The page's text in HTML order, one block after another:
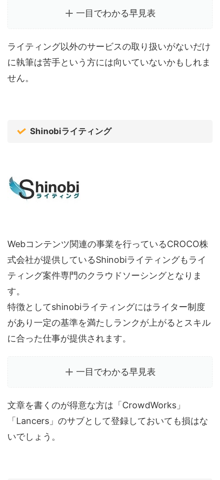
一目でわかる早見表
ライティング以外のサービスの取り扱いがないだけ
に執筆は苦手という方には向いていないかもしれま
せん。
Shinobiライティング
Webコンテンツ関連の事業を行っているCROCO株
式会社が提供しているShinobiライティングもライ
ティング案件専門のクラウドソーシングとなりま
す。
特徴としてshinobiライティングにはライター制度
があり一定の基準を満たしランクが上がるとスキル
に合った仕事が提供されます。
一目でわかる早見表
文章を書くのが得意な方は「CrowdWorks」
「Lancers」のサブとして登録しておいても損はな
いでしょう。